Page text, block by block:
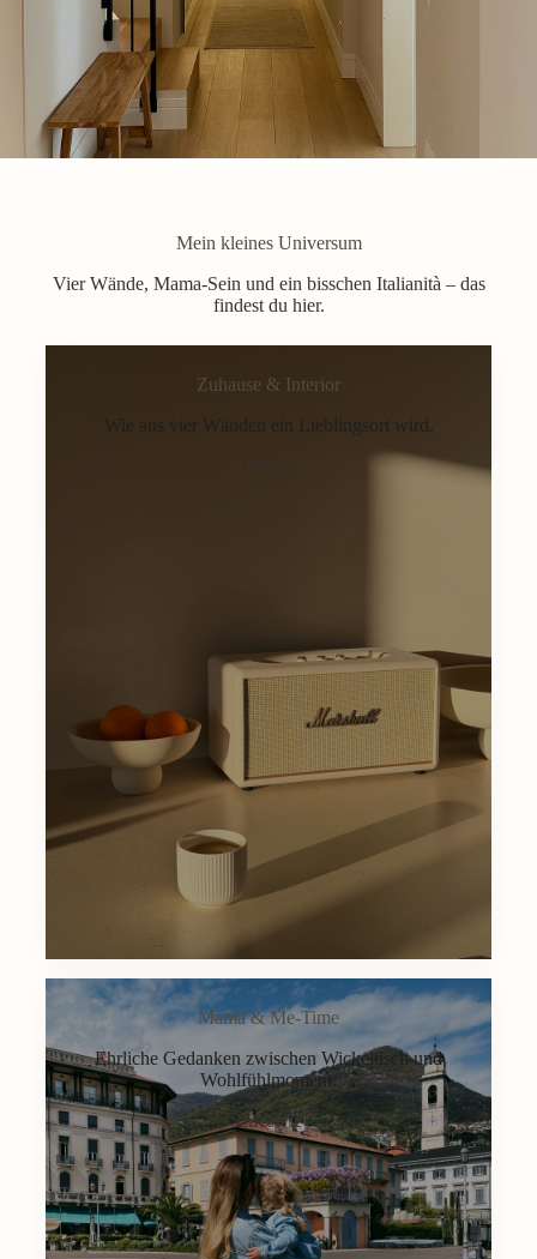
Mein kleines Universum
Vier Wände, Mama-Sein und ein bisschen Italianità – das
findest du hier.
Zuhause & Interior
Wie aus vier Wänden ein Lieblingsort wird.
Mama & Me-Time
Ehrliche Gedanken zwischen Wickeltisch und
Wohlfühlmoment.
Lifestyle